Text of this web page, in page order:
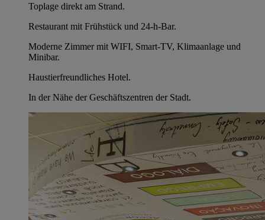
Toplage direkt am Strand.
Restaurant mit Frühstück und 24-h-Bar.
Moderne Zimmer mit WIFI, Smart-TV, Klimaanlage und
Minibar.
Haustierfreundliches Hotel.
In der Nähe der Geschäftszentren der Stadt.